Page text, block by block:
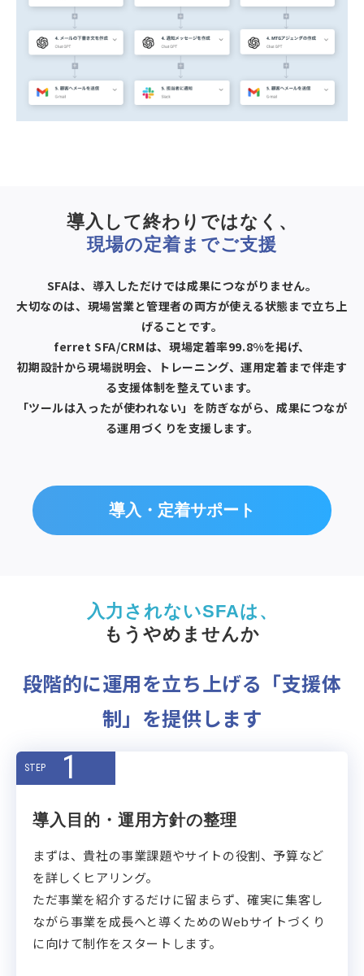
導入して終わりではなく、
現場の定着までご支援
SFAは、導入しただけでは成果につながりません。
大切なのは、現場営業と管理者の両方が使える状態まで立ち上
げることです。
ferret SFA/CRMは、現場定着率99.8%を掲げ、
初期設計から現場説明会、トレーニング、運用定着まで伴走す
る支援体制を整えています。
「ツールは入ったが使われない」を防ぎながら、成果につなが
る運用づくりを支援します。
導入・定着サポート
入力されないSFAは、
もうやめませんか
段階的に運用を立ち上げる「支援体
制」を提供します
STEP 1
導入目的・運用方針の整理
まずは、貴社の事業課題やサイトの役割、予算など
を詳しくヒアリング。
ただ事業を紹介するだけに留まらず、確実に集客し
ながら事業を成長へと導くためのWebサイトづくり
に向けて制作をスタートします。